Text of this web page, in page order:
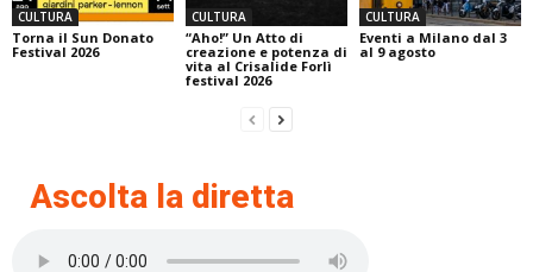
CULTURA
Torna il Sun Donato
Festival 2026
CULTURA
“Aho!” Un Atto di
creazione e potenza di
vita al Crisalide Forlì
festival 2026
CULTURA
Eventi a Milano dal 3
al 9 agosto
Ascolta la diretta